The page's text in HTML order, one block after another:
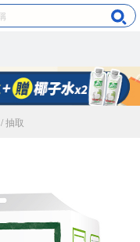
/ 抽取